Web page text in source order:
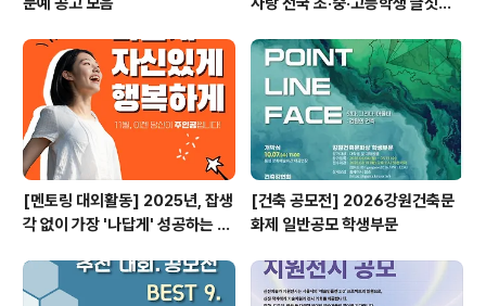
[멘토링 대외활동] 2025년, 잡생
각 없이 가장 '나답게' 성공하는 법
[건축 공모전] 2026강원건축문
화제 일반공모 학생부문